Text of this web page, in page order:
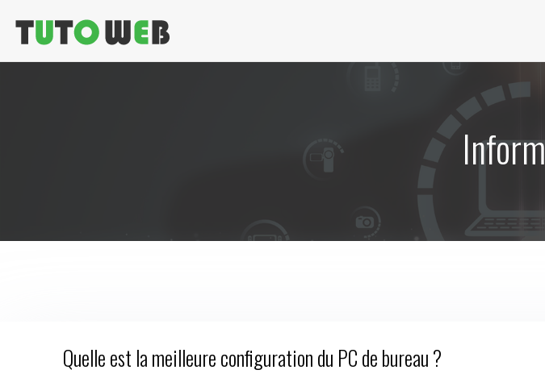
Quelle est la meilleure configuration du PC de bureau ?